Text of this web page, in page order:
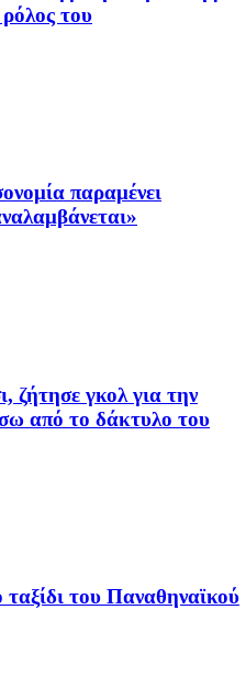
του
παραμένει
γκολ για την
από το δάκτυλο του
του Παναθηναϊκού